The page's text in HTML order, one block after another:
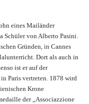
eines Mailänder
Schüler von Alberto Pasini.
Gründen, in Cannes
Dort als auch in
ist er auf der
Paris vertreten. 1878 wird
Krone
der „Associazzione